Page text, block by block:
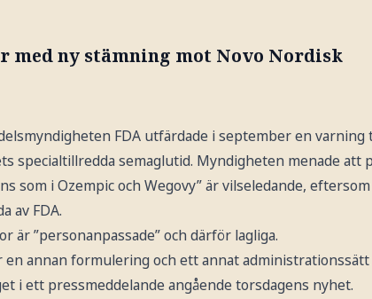
med ny stämning mot Novo Nordisk
FDA utfärdade i september en varning
specialtillredda semaglutid. Myndigheten menade att
som i Ozempic och Wegovy” är vilseledande,
av FDA.
är ”personanpassade” och därför lagliga.
annan formulering och ett annat administrationssätt
i ett pressmeddelande angående torsdagens nyhet.